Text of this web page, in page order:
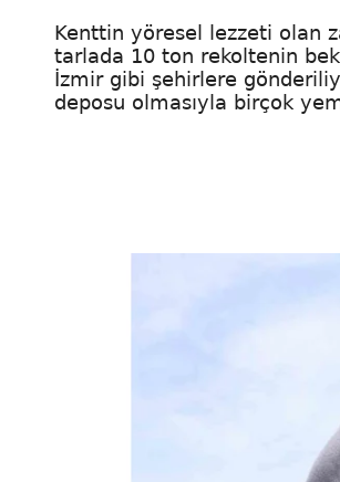
Kenttin yöresel lezzeti olan
tarlada 10 ton rekoltenin
İzmir gibi şehirlere
deposu olmasıyla birçok